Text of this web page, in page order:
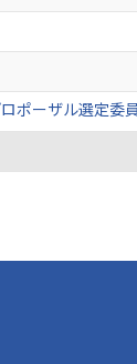
ポーザル選定委